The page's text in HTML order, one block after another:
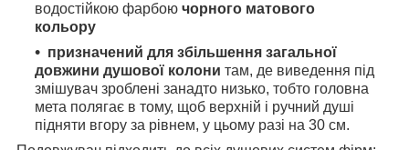
водостійкою фарбою чорного матового
кольору
призначений для збільшення загальної
довжини душової колони там, де виведення під
змішувач зроблені занадто низько, тобто головна
мета полягає в тому, щоб верхній і ручний душі
підняти вгору за рівнем, у цьому разі на 30 см.